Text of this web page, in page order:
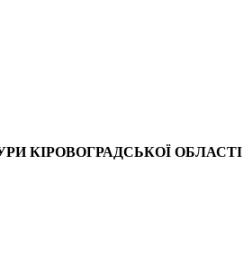
КІРОВОГРАДСЬКОЇ ОБЛАСТІ